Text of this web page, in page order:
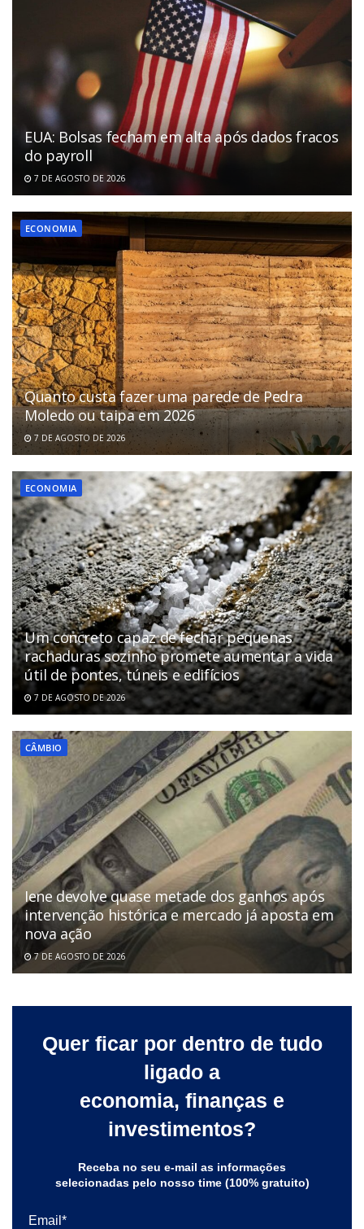
EUA: Bolsas fecham em alta após dados fracos
do payroll
7 DE AGOSTO DE 2026
ECONOMIA
Quanto custa fazer uma parede de Pedra
Moledo ou taipa em 2026
7 DE AGOSTO DE 2026
ECONOMIA
Um concreto capaz de fechar pequenas
rachaduras sozinho promete aumentar a vida
útil de pontes, túneis e edifícios
7 DE AGOSTO DE 2026
CÂMBIO
Iene devolve quase metade dos ganhos após
intervenção histórica e mercado já aposta em
nova ação
7 DE AGOSTO DE 2026
Quer ficar por dentro de tudo
ligado a
economia, finanças e
investimentos?
Receba no seu e-mail as informações
selecionadas pelo nosso time (100% gratuito)
Email*